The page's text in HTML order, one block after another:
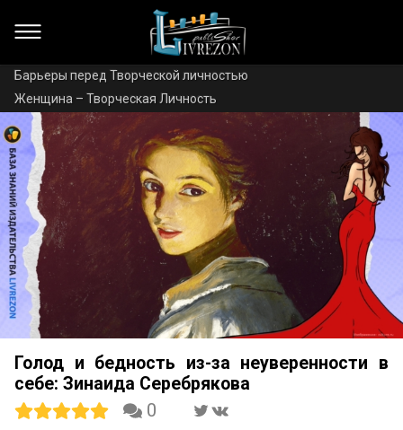
Барьеры перед Творческой личностью
Женщина – Творческая Личность
Голод и бедность из-за неуверенности в
себе: Зинаида Серебрякова
0